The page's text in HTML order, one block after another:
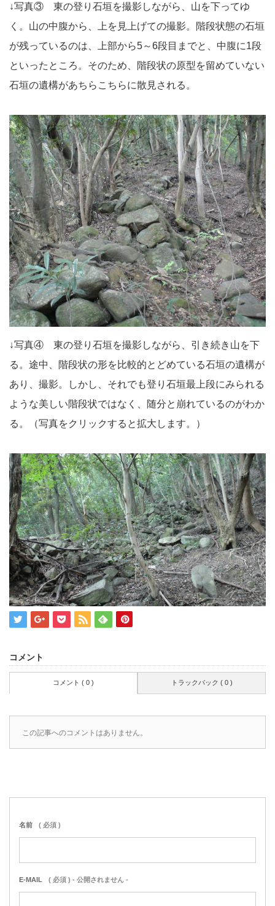
↓写真③ 東の登り石垣を撮影しながら、山を下ってゆ
く。山の中腹から、上を見上げての撮影。階段状態の石垣
が残っているのは、上部から5～6段目までと、中腹に1段
といったところ。そのため、階段状の原型を留めていない
石垣の遺構があちらこちらに散見される。
↓写真④ 東の登り石垣を撮影しながら、引き続き山を下
る。途中、階段状の形を比較的とどめている石垣の遺構が
あり、撮影。しかし、それでも登り石垣最上段にみられる
ような美しい階段状ではなく、随分と崩れているのがわか
る。（写真をクリックすると拡大します。）
コメント
コメント ( 0 ) トラックバック ( 0 )
この記事へのコメントはありません。
名前 ( 必須 )
E-MAIL ( 必須 ) - 公開されません -